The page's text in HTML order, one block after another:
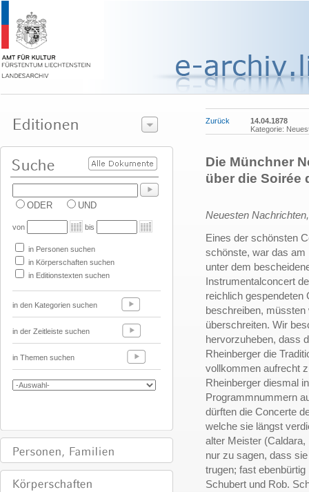
ODER UND
von bis
in Personen suchen
in Körperschaften suchen
in Editionstexten suchen
in den Kategorien suchen
in der Zeitleiste suchen
in Themen suchen
Zurück
14.04.1878
Kategorie:
Die Münchner
über die Soirée
Neuesten
Eines der schönsten
schönste, war das am
unter dem
Instrumentalconcert
reichlich gespendeten
beschreiben,
überschreiten. Wir
hervorzuheben, dass
Rheinberger die
vollkommen aufrecht
Rheinberger diesmal
Programmnummern
dürften die Concerte
welche sie längst
alter Meister
nur zu sagen, dass
trugen; fast
Schubert und Rob.